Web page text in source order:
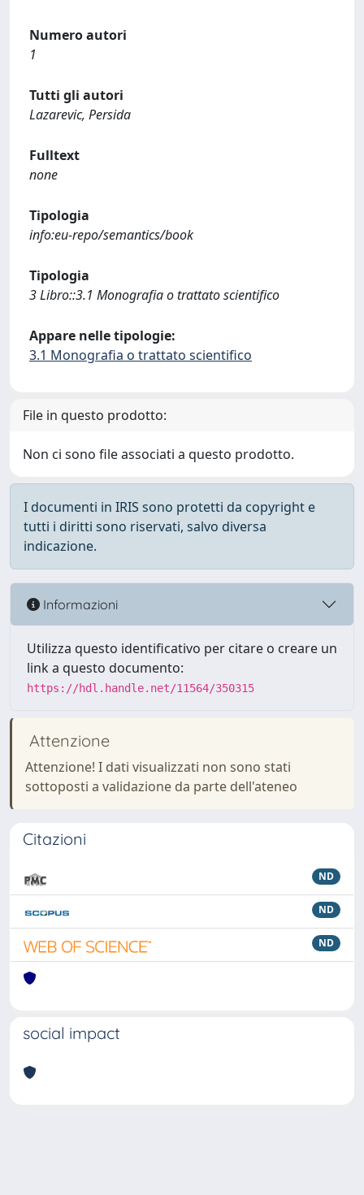
Numero autori
1
Tutti gli autori
Lazarevic, Persida
Fulltext
none
Tipologia
info:eu-repo/semantics/book
Tipologia
3 Libro::3.1 Monografia o trattato scientifico
Appare nelle tipologie:
3.1 Monografia o trattato scientifico
File in questo prodotto:
Non ci sono file associati a questo prodotto.
I documenti in IRIS sono protetti da copyright e
tutti i diritti sono riservati, salvo diversa
indicazione.
Informazioni
Utilizza questo identificativo per citare o creare un
link a questo documento:
https://hdl.handle.net/11564/350315
Attenzione
Attenzione! I dati visualizzati non sono stati
sottoposti a validazione da parte dell'ateneo
Citazioni
ND
ND
ND
social impact